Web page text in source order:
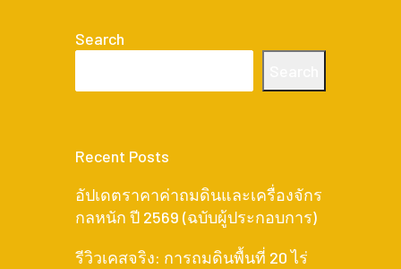
Search
Recent Posts
อัปเดตราคาค่าถมดินและเครื่องจักร
กลหนัก ปี 2569 (ฉบับผู้ประกอบการ)
รีวิวเคสจริง: การถมดินพื้นที่ 20 ไร่